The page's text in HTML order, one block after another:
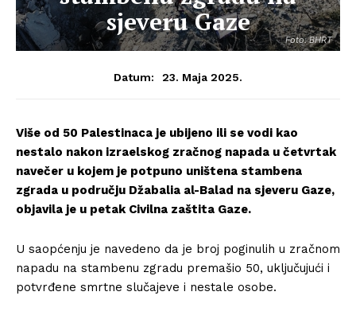
Foto: BHRT
sjeveru Gaze
Datum: 23. Maja 2025.
Više od 50 Palestinaca je ubijeno ili se vodi kao
nestalo nakon izraelskog zračnog napada u četvrtak
navečer u kojem je potpuno uništena stambena
zgrada u području Džabalia al-Balad na sjeveru Gaze,
objavila je u petak Civilna zaštita Gaze.
U saopćenju je navedeno da je broj poginulih u zračnom
napadu na stambenu zgradu premašio 50, uključujući i
potvrđene smrtne slučajeve i nestale osobe.